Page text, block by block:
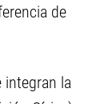
de
integran la